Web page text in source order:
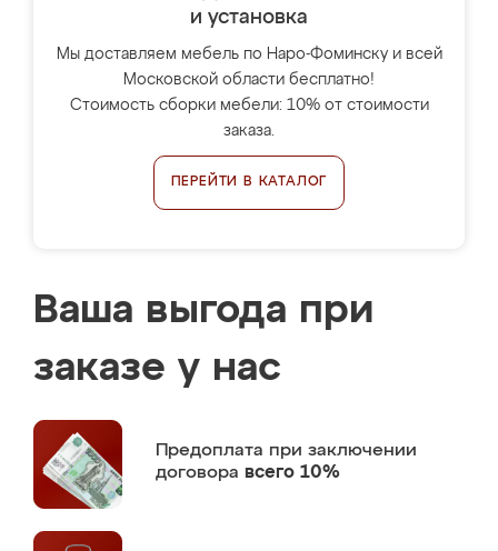
и установка
Мы доставляем мебель по Наро-Фоминску и всей
Московской области бесплатно!
Стоимость сборки мебели: 10% от стоимости
заказа.
ПЕРЕЙТИ В КАТАЛОГ
Ваша выгода при
заказе у нас
Предоплата при заключении
договора всего 10%